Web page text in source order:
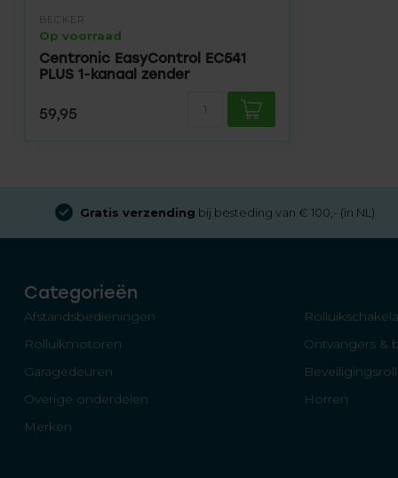
BECKER
Op voorraad
Centronic EasyControl EC541
PLUS 1-kanaal zender
59,95
Gratis verzending bij besteding van € 100,- (in NL)
Categorieën
Afstandsbedieningen
Rolluikmotoren
Ontvangers &
Garagedeuren
Overige onderdelen
Horren
Merken